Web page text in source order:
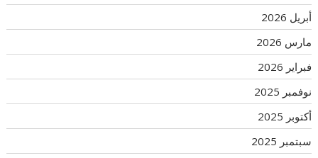
أبريل 2026
مارس 2026
فبراير 2026
نوفمبر 2025
أكتوبر 2025
سبتمبر 2025